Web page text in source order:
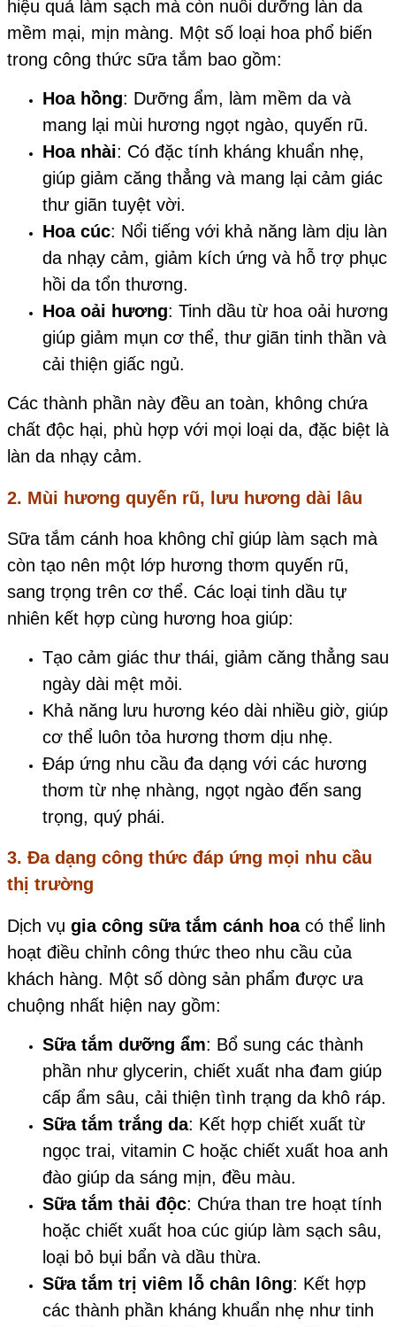
hiệu quả làm sạch mà còn nuôi dưỡng làn da
mềm mại, mịn màng. Một số loại hoa phổ biến
trong công thức sữa tắm bao gồm:
Hoa hồng: Dưỡng ẩm, làm mềm da và
mang lại mùi hương ngọt ngào, quyến rũ.
Hoa nhài: Có đặc tính kháng khuẩn nhẹ,
giúp giảm căng thẳng và mang lại cảm giác
thư giãn tuyệt vời.
Hoa cúc: Nổi tiếng với khả năng làm dịu làn
da nhạy cảm, giảm kích ứng và hỗ trợ phục
hồi da tổn thương.
Hoa oải hương: Tinh dầu từ hoa oải hương
giúp giảm mụn cơ thể, thư giãn tinh thần và
cải thiện giấc ngủ.
Các thành phần này đều an toàn, không chứa
chất độc hại, phù hợp với mọi loại da, đặc biệt là
làn da nhạy cảm.
2. Mùi hương quyến rũ, lưu hương dài lâu
Sữa tắm cánh hoa không chỉ giúp làm sạch mà
còn tạo nên một lớp hương thơm quyến rũ,
sang trọng trên cơ thể. Các loại tinh dầu tự
nhiên kết hợp cùng hương hoa giúp:
Tạo cảm giác thư thái, giảm căng thẳng sau
ngày dài mệt mỏi.
Khả năng lưu hương kéo dài nhiều giờ, giúp
cơ thể luôn tỏa hương thơm dịu nhẹ.
Đáp ứng nhu cầu đa dạng với các hương
thơm từ nhẹ nhàng, ngọt ngào đến sang
trọng, quý phái.
3. Đa dạng công thức đáp ứng mọi nhu cầu
thị trường
Dịch vụ gia công sữa tắm cánh hoacó thể linh
hoạt điều chỉnh công thức theo nhu cầu của
khách hàng. Một số dòng sản phẩm được ưa
chuộng nhất hiện nay gồm:
Sữa tắm dưỡng ẩm: Bổ sung các thành
phần như glycerin, chiết xuất nha đam giúp
cấp ẩm sâu, cải thiện tình trạng da khô ráp.
Sữa tắm trắng da: Kết hợp chiết xuất từ
ngọc trai, vitamin C hoặc chiết xuất hoa anh
đào giúp da sáng mịn, đều màu.
Sữa tắm thải độc: Chứa than tre hoạt tính
hoặc chiết xuất hoa cúc giúp làm sạch sâu,
loại bỏ bụi bẩn và dầu thừa.
Sữa tắm trị viêm lỗ chân lông: Kết hợp
các thành phần kháng khuẩn nhẹ như tinh